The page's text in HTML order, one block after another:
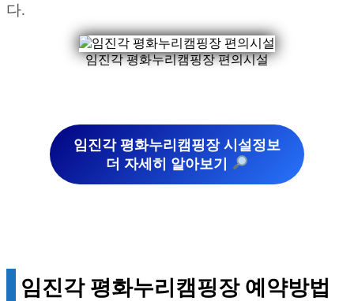
다.
임진각 평화누리캠핑장 편의시설
임진각 평화누리캠핑장 시설정보
더 자세히 알아보기
임진각 평화누리캠핑장 예약방법